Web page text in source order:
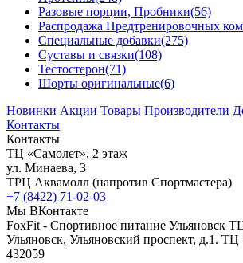
Разовые порции, Пробники(56)
Распродажа Предтренировочных
Специальные добавки(275)
Суставы и связки(108)
Тестостерон(71)
Шорты оригинальные(6)
Новинки Акции Товары Производители
Контакты
Контакты
ТЦ «Самолет», 2 этаж
ул. Минаева, 3
ТРЦ Аквамолл (напротив Спортмастера)
+7 (8422) 71-02-03
Мы ВКонтакте
FoxFit - Спортивное питание Ульяновск
Ульяновск, Ульяновский проспект, д.1.
432059